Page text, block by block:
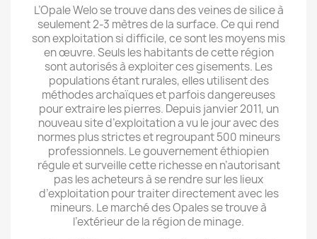
L’Opale Welo se trouve dans des veines de silice à
seulement 2-3 mètres de la surface. Ce qui rend
son exploitation si difficile, ce sont les moyens mis
en œuvre. Seuls les habitants de cette région
sont autorisés à exploiter ces gisements. Les
populations étant rurales, elles utilisent des
méthodes archaïques et parfois dangereuses
pour extraire les pierres. Depuis janvier 2011, un
nouveau site d’exploitation a vu le jour avec des
normes plus strictes et regroupant 500 mineurs
professionnels. Le gouvernement éthiopien
régule et surveille cette richesse en n’autorisant
pas les acheteurs à se rendre sur les lieux
d’exploitation pour traiter directement avec les
mineurs. Le marché des Opales se trouve à
l’extérieur de la région de minage.